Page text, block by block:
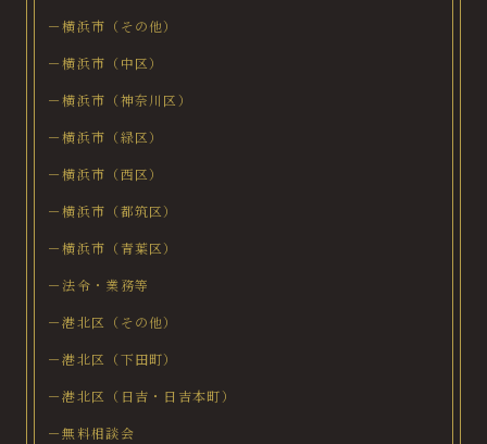
－横浜市（その他）
－横浜市（中区）
－横浜市（神奈川区）
－横浜市（緑区）
－横浜市（西区）
－横浜市（都筑区）
－横浜市（青葉区）
－法令・業務等
－港北区（その他）
－港北区（下田町）
－港北区（日吉・日吉本町）
－無料相談会